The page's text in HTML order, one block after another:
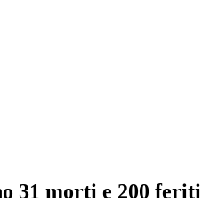
31 morti e 200 feriti